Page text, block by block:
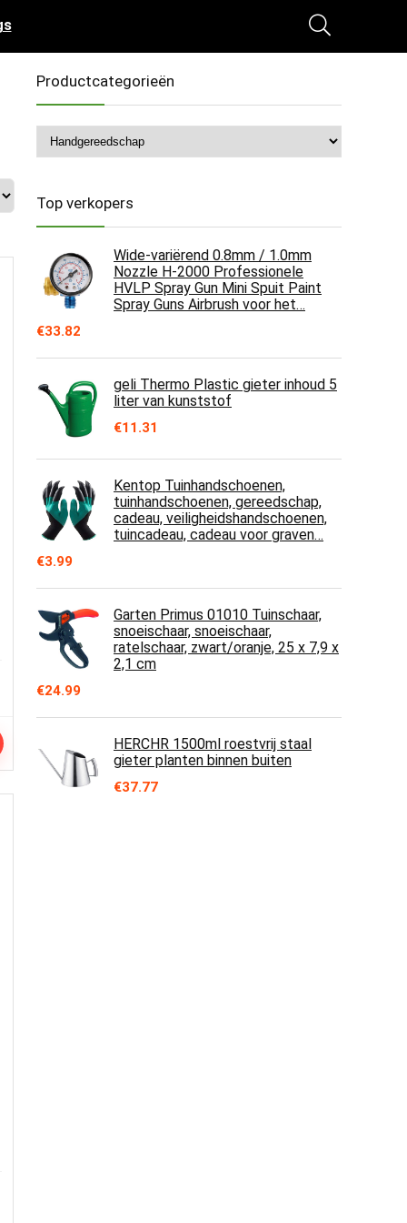
Productcategorieën
Top verkopers
Wide-variërend 0.8mm / 1.0mm
Nozzle H-2000 Professionele
HVLP Spray Gun Mini Spuit Paint
Spray Guns Airbrush voor het…
€33.82
geli Thermo Plastic gieter inhoud 5
liter van kunststof
€11.31
Kentop Tuinhandschoenen,
tuinhandschoenen, gereedschap,
cadeau, veiligheidshandschoenen,
tuincadeau, cadeau voor graven…
€3.99
Garten Primus 01010 Tuinschaar,
snoeischaar, snoeischaar,
ratelschaar, zwart/oranje, 25 x 7,9 x
2,1 cm
€24.99
HERCHR 1500ml roestvrij staal
gieter planten binnen buiten
€37.77